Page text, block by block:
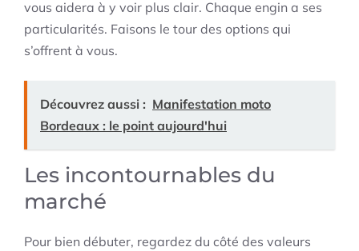
vous aidera à y voir plus clair. Chaque engin a ses
particularités. Faisons le tour des options qui
s’offrent à vous.
Découvrez aussi : Manifestation moto
Bordeaux : le point aujourd'hui
Les incontournables du
marché
Pour bien débuter, regardez du côté des valeurs